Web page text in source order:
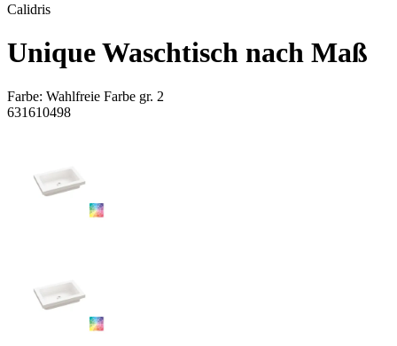
Calidris
Unique Waschtisch nach Maß
Farbe: Wahlfreie Farbe gr. 2
631610498